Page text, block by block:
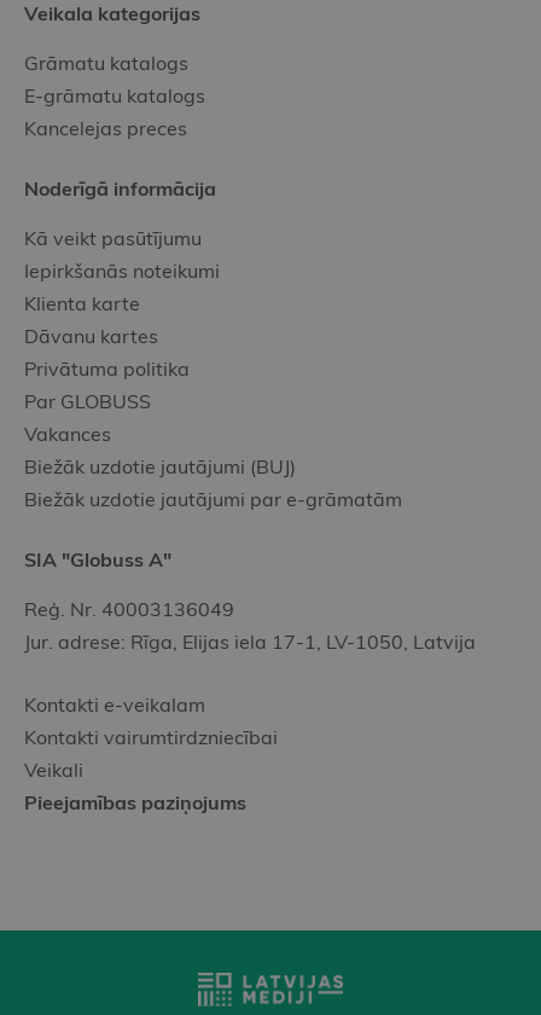
Veikala kategorijas
Grāmatu katalogs
E-grāmatu katalogs
Kancelejas preces
Noderīgā informācija
Kā veikt pasūtījumu
Iepirkšanās noteikumi
Klienta karte
Dāvanu kartes
Privātuma politika
Par GLOBUSS
Vakances
Biežāk uzdotie jautājumi (BUJ)
Biežāk uzdotie jautājumi par e-grāmatām
SIA "Globuss A"
Reģ. Nr. 40003136049
Jur. adrese: Rīga, Elijas iela 17-1, LV-1050, Latvija
Kontakti e-veikalam
Kontakti vairumtirdzniecībai
Veikali
Pieejamības paziņojums